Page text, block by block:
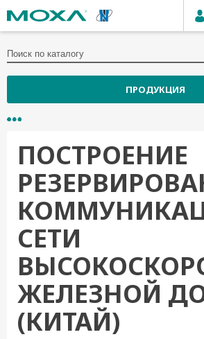
ПРОДУКЦИЯ
ПОСТРОЕНИЕ
СЕТИ
ЖЕЛЕЗНОЙ
(КИТАЙ)